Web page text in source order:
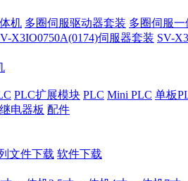
机 多圈伺服驱动器套装 多圈伺服一
X3IO0750A(0174)伺服器套装 SV-
PLC扩展模块 PLC Mini PLC 单板
继电器板 配件
文件下载 软件下载